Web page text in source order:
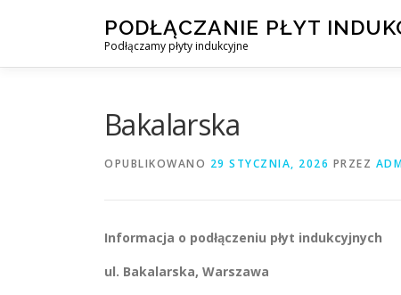
PODŁĄCZANIE PŁYT
Podłączamy płyty indukcyjne
Bakalarska
OPUBLIKOWANO 29 STYCZNIA, 2026 PRZEZ
Informacja o podłączeniu płyt indukcyjnych
ul. Bakalarska, Warszawa